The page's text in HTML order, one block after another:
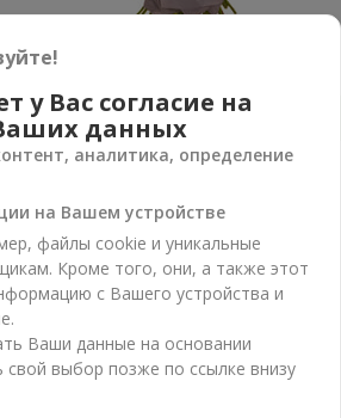
Букет в упаковке "51 красная роза"
5 168 грн
у Вас согласие на
данных
аналитика, определение
на Вашем устройстве
файлы cookie и уникальные
Кроме того, они, а также этот
с Вашего устройства и
Ваши данные на основании
выбор позже по ссылке внизу